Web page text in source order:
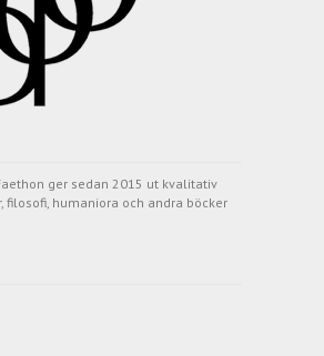
ger sedan 2015 ut kvalitativ
filosofi, humaniora och andra böcker